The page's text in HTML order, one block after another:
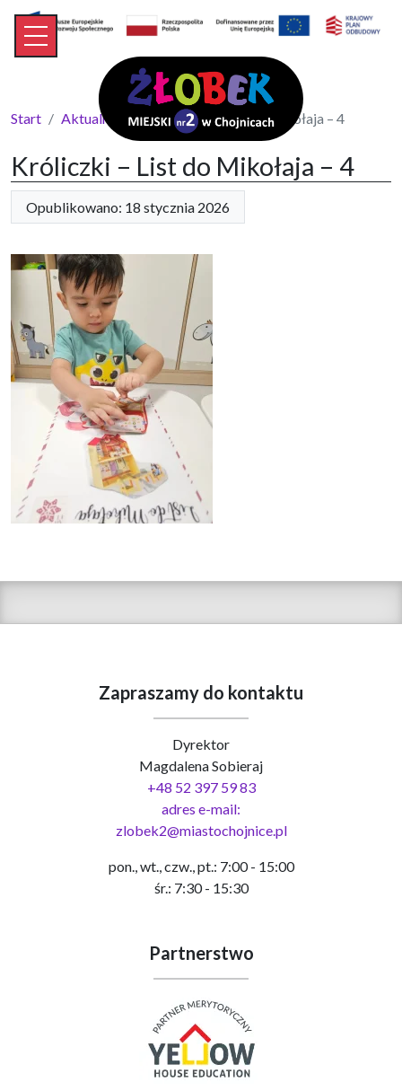
Start Aktualności Króliczki – List do Mikołaja – 4
Króliczki – List do Mikołaja – 4
Opublikowano: 18 stycznia 2026
Zapraszamy do kontaktu
Dyrektor
Magdalena Sobieraj
+48 52 397 59 83
adres e-mail:
zlobek2@miastochojnice.pl
pon., wt., czw., pt.: 7:00 - 15:00
śr.: 7:30 - 15:30
Partnerstwo